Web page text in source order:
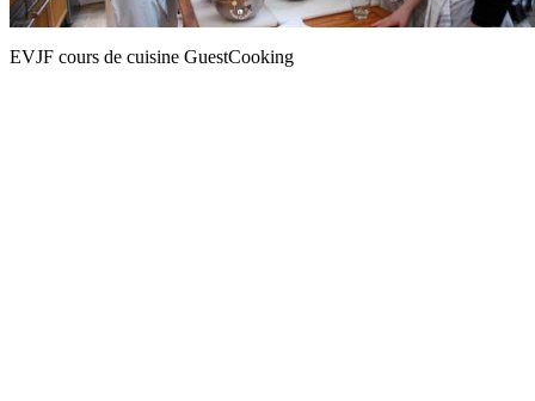
EVJF cours de cuisine GuestCooking